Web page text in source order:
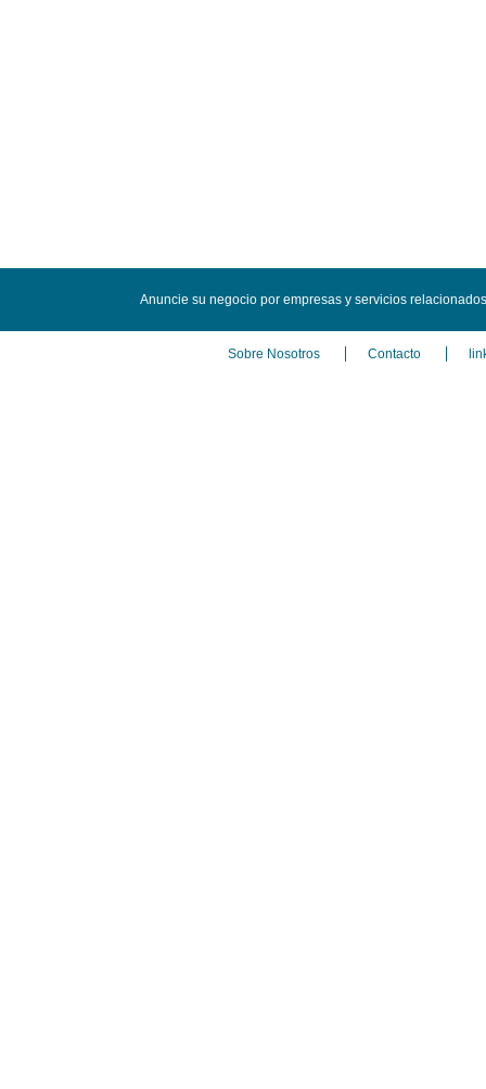
Anuncie su negocio por empresas y servicios
Sobre Nosotros Contacto